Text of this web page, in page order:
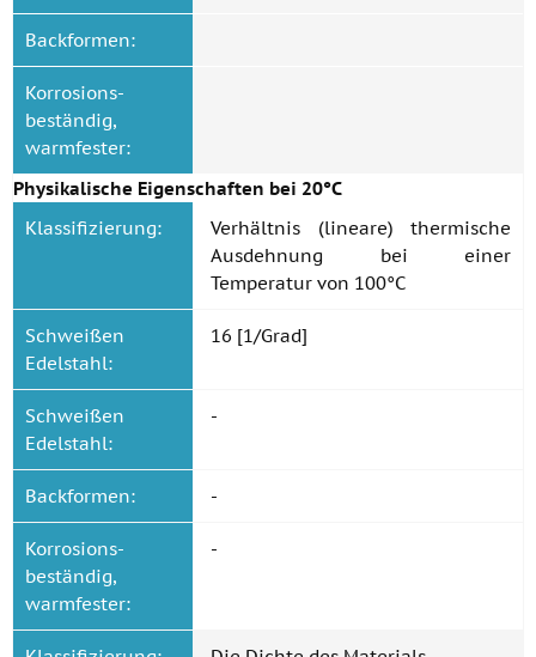
Backformen:
Korrosions-
beständig,
warmfester:
Physikalische Eigenschaften bei 20°C
Klassifizierung:
Verhältnis (lineare) thermische
Ausdehnung bei einer
Temperatur von 100°C
Schweißen
Edelstahl:
16 [1/Grad]
Schweißen
Edelstahl:
-
Backformen: -
Korrosions-
beständig,
warmfester:
-